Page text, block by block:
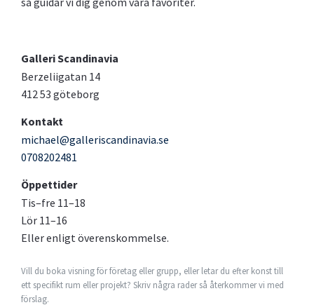
Galleri Scandinavia
Berzeliigatan 14
412 53 göteborg
Kontakt
michael@galleriscandinavia.se
0708202481
Öppettider
Tis–fre 11–18
Lör 11–16
Eller enligt överenskommelse.
Vill du boka visning för företag eller grupp, eller letar du efter konst till
ett specifikt rum eller projekt? Skriv några rader så återkommer vi med
förslag.